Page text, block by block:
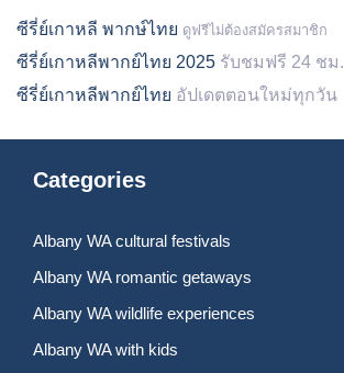
ซีรี่ย์เกาหลี พากษ์ไทย ดูฟรีไม่ต้องสมัครสมาชิก
ซีรี่ย์เกาหลีพากย์ไทย 2025 รับชมฟรี 24 ชม.
ซีรี่ย์เกาหลีพากย์ไทย อัปเดตตอนใหม่ทุกวัน
Categories
Albany WA cultural festivals
Albany WA romantic getaways
Albany WA wildlife experiences
Albany WA with kids